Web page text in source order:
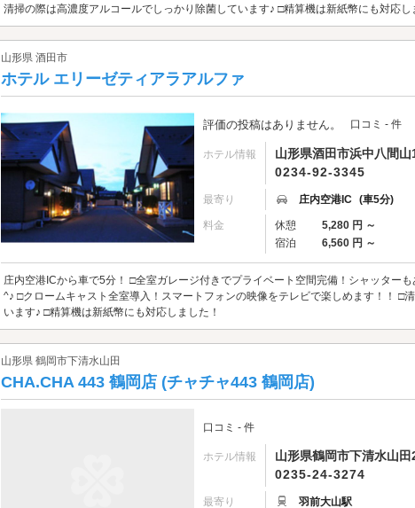
清掃の際は高濃度アルコールでしっかり除菌しています♪ □精算機は新紙幣にも対応し
山形県 酒田市
ホテル エリーゼティアラアルファ
評価の投稿はありません。 口コミ - 件
ホテル情報
山形県酒田市浜中八間
0234-92-3345
最寄り 庄内空港IC (車5分)
料金 休憩
5,280 円 ～
宿泊
6,560 円 ～
庄内空港ICから車で5分！ □全室ガレージ付きでプライベート空間完備！シャッター
^♪ □クロームキャスト全室導入！スマートフォンの映像をテレビで楽しめます！！ □
います♪ □精算機は新紙幣にも対応しました！
山形県 鶴岡市下清水山田
CHA.CHA 443 鶴岡店 (チャチャ443 鶴岡店)
口コミ - 件
ホテル情報
山形県鶴岡市下清水山
0235-24-3274
最寄り
羽前大山駅